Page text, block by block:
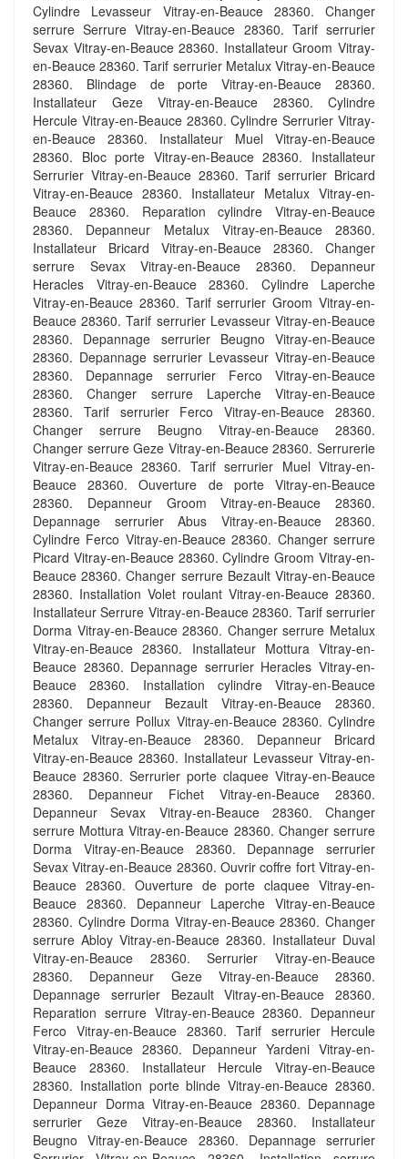
Cylindre Levasseur Vitray-en-Beauce 28360. Changer
serrure Serrure Vitray-en-Beauce 28360. Tarif serrurier
Sevax Vitray-en-Beauce 28360. Installateur Groom Vitray-
en-Beauce 28360. Tarif serrurier Metalux Vitray-en-Beauce
28360. Blindage de porte Vitray-en-Beauce 28360.
Installateur Geze Vitray-en-Beauce 28360. Cylindre
Hercule Vitray-en-Beauce 28360. Cylindre Serrurier Vitray-
en-Beauce 28360. Installateur Muel Vitray-en-Beauce
28360. Bloc porte Vitray-en-Beauce 28360. Installateur
Serrurier Vitray-en-Beauce 28360. Tarif serrurier Bricard
Vitray-en-Beauce 28360. Installateur Metalux Vitray-en-
Beauce 28360. Reparation cylindre Vitray-en-Beauce
28360. Depanneur Metalux Vitray-en-Beauce 28360.
Installateur Bricard Vitray-en-Beauce 28360. Changer
serrure Sevax Vitray-en-Beauce 28360. Depanneur
Heracles Vitray-en-Beauce 28360. Cylindre Laperche
Vitray-en-Beauce 28360. Tarif serrurier Groom Vitray-en-
Beauce 28360. Tarif serrurier Levasseur Vitray-en-Beauce
28360. Depannage serrurier Beugno Vitray-en-Beauce
28360. Depannage serrurier Levasseur Vitray-en-Beauce
28360. Depannage serrurier Ferco Vitray-en-Beauce
28360. Changer serrure Laperche Vitray-en-Beauce
28360. Tarif serrurier Ferco Vitray-en-Beauce 28360.
Changer serrure Beugno Vitray-en-Beauce 28360.
Changer serrure Geze Vitray-en-Beauce 28360. Serrurerie
Vitray-en-Beauce 28360. Tarif serrurier Muel Vitray-en-
Beauce 28360. Ouverture de porte Vitray-en-Beauce
28360. Depanneur Groom Vitray-en-Beauce 28360.
Depannage serrurier Abus Vitray-en-Beauce 28360.
Cylindre Ferco Vitray-en-Beauce 28360. Changer serrure
Picard Vitray-en-Beauce 28360. Cylindre Groom Vitray-en-
Beauce 28360. Changer serrure Bezault Vitray-en-Beauce
28360. Installation Volet roulant Vitray-en-Beauce 28360.
Installateur Serrure Vitray-en-Beauce 28360. Tarif serrurier
Dorma Vitray-en-Beauce 28360. Changer serrure Metalux
Vitray-en-Beauce 28360. Installateur Mottura Vitray-en-
Beauce 28360. Depannage serrurier Heracles Vitray-en-
Beauce 28360. Installation cylindre Vitray-en-Beauce
28360. Depanneur Bezault Vitray-en-Beauce 28360.
Changer serrure Pollux Vitray-en-Beauce 28360. Cylindre
Metalux Vitray-en-Beauce 28360. Depanneur Bricard
Vitray-en-Beauce 28360. Installateur Levasseur Vitray-en-
Beauce 28360. Serrurier porte claquee Vitray-en-Beauce
28360. Depanneur Fichet Vitray-en-Beauce 28360.
Depanneur Sevax Vitray-en-Beauce 28360. Changer
serrure Mottura Vitray-en-Beauce 28360. Changer serrure
Dorma Vitray-en-Beauce 28360. Depannage serrurier
Sevax Vitray-en-Beauce 28360. Ouvrir coffre fort Vitray-en-
Beauce 28360. Ouverture de porte claquee Vitray-en-
Beauce 28360. Depanneur Laperche Vitray-en-Beauce
28360. Cylindre Dorma Vitray-en-Beauce 28360. Changer
serrure Abloy Vitray-en-Beauce 28360. Installateur Duval
Vitray-en-Beauce 28360. Serrurier Vitray-en-Beauce
28360. Depanneur Geze Vitray-en-Beauce 28360.
Depannage serrurier Bezault Vitray-en-Beauce 28360.
Reparation serrure Vitray-en-Beauce 28360. Depanneur
Ferco Vitray-en-Beauce 28360. Tarif serrurier Hercule
Vitray-en-Beauce 28360. Depanneur Yardeni Vitray-en-
Beauce 28360. Installateur Hercule Vitray-en-Beauce
28360. Installation porte blinde Vitray-en-Beauce 28360.
Depanneur Dorma Vitray-en-Beauce 28360. Depannage
serrurier Geze Vitray-en-Beauce 28360. Installateur
Beugno Vitray-en-Beauce 28360. Depannage serrurier